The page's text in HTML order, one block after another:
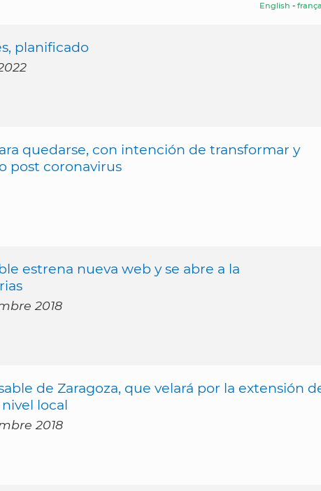
English -
planificado
quedarse, con intención de transformar y
post coronavirus
estrena nueva web y se abre a la
2018
de Zaragoza, que velará por la extensión
local
2018